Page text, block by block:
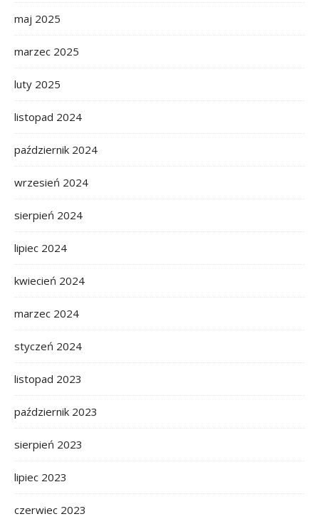
maj 2025
marzec 2025
luty 2025
listopad 2024
październik 2024
wrzesień 2024
sierpień 2024
lipiec 2024
kwiecień 2024
marzec 2024
styczeń 2024
listopad 2023
październik 2023
sierpień 2023
lipiec 2023
czerwiec 2023